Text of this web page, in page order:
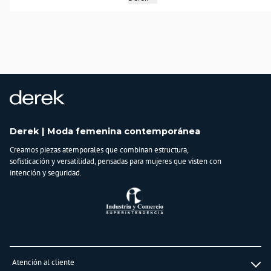
Composición:
Derek | Moda femenina contemporánea
Creamos piezas atemporales que combinan estructura,
sofisticación y versatilidad, pensadas para mujeres que visten con
intención y seguridad.
Atención al cliente